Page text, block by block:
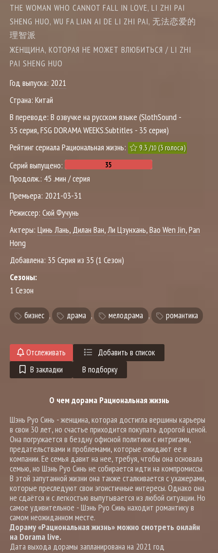
THE WOMAN WHO CANNOT FALL IN LOVE, LI ZHI PAI
SHENG HUO, WU FA LIAN AI DE LI ZHI PAI, 无法恋爱的
理智派
ЖЕНЩИНА, КОТОРАЯ НЕ МОЖЕТ ВЛЮБИТЬСЯ / LI ZHI
PAI SHENG HUO
Год выпуска: 2021
Страна: Китай
В переводе: В озвучке на русском языке (SlothSound -
35 серия, FSG DORAMA WEEKS.Subtitles - 35 серия)
Рейтинг сериала Рациональная жизнь:
9.3/10(3голоса)
Серий выпущено:
Продолж.: 45 .мин / серия
Премьера: 2021-03-31
Режиссер: Сюй Фучунь
Актеры: Цинь Лань, Дилан Ван,Ли Цзунхань,Bao Wen Jin,Pan
Hong
Добавлена: 35 Серия из 35 (1 Сезон)
Сезоны:
1 Сезон
бизнес , драма , мелодрама , романтика
Отслеживать
Добавить в список
В закладки
В подборку
О чем дорама Рациональная жизнь
Шэнь Руо Синь - женщина, которая достигла вершины карьеры
в свои 30 лет, но счастье приходится покупать дорогой ценой.
Она погружается в бездну офисной политики с интригами,
предательствами и проблемами, которые ожидают ее в
компании. Ее семья давит на нее, требуя, чтобы она основала
семью, но Шэнь Руо Синь не собирается идти на компромиссы.
В этой запутанной жизни она также сталкивается с ухажерами,
которые преследуют свои эгоистичные интересы. Однако она
не сдаётся и с легкостью выпутывается из любой ситуации. Но
самое удивительное - Шэнь Руо Синь находит романтику в
самом неожиданном месте.
Дораму «Рациональная жизнь» можно смотреть онлайн
на Dorama live.
Дата выхода дорамы запланирована на 2021 год